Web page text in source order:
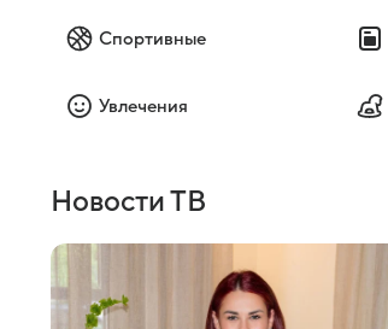
Спортивные
Увлечения
Новости ТВ